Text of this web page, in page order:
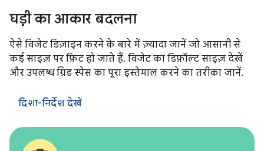
घड़ी का आकार बदलना
ऐसे विजेट डिज़ाइन करने के बारे में ज़्यादा जानें जो आसानी से
कई साइज़ पर फ़िट हो जाते हैं. विजेट का डिफ़ॉल्ट साइज़ देखें
और उपलब्ध ग्रिड स्पेस का पूरा इस्तेमाल करने का तरीका जानें.
दिशा-निर्देश देखें